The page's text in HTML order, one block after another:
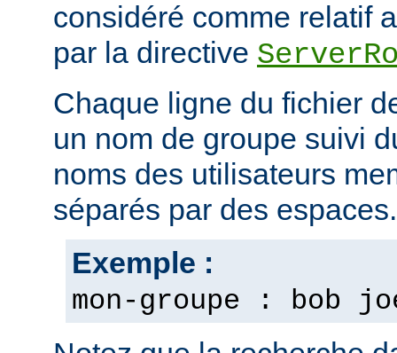
considéré comme relatif
par la directive
Chaque ligne du fichier
un nom de groupe suivi
noms des utilisateurs
séparés par des espaces.
Exemple :
mon-groupe : bob